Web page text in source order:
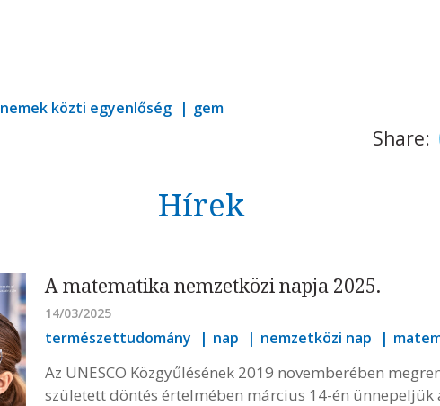
nemek közti egyenlőség gem
Share:
Hírek
A matematika nemzetközi napja 2025.
14/03/2025
természettudomány nap nemzetközi nap
Az UNESCO Közgyűlésének 2019 novemberében
született döntés értelmében március 14-én ünnepeljük